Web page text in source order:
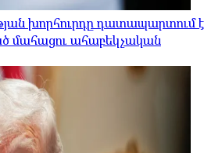
խորհուրդը դատապարտում է
մահացու ահաբեկչական